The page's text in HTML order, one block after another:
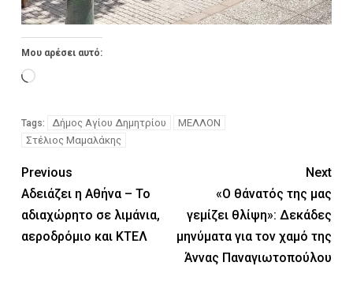
Μου αρέσει αυτό:
Tags: Δήμος Αγίου Δημητρίου
ΜΕΛΛΟΝ
Στέλιος Μαμαλάκης
Previous
Αδειάζει η Αθήνα – Το
αδιαχώρητο σε λιμάνια,
αεροδρόμιο και ΚΤΕΛ
Next
«Ο θάνατός της μας
γεμίζει θλίψη»: Δεκάδες
μηνύματα για τον χαμό της
Άννας Παναγιωτοπούλου